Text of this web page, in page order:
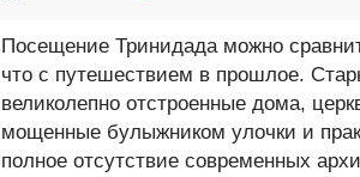
Посещение Тринидада можно
что с путешествием в прошлое.
великолепно отстроенные дома,
мощенные булыжником улочки и
полное отсутствие современных